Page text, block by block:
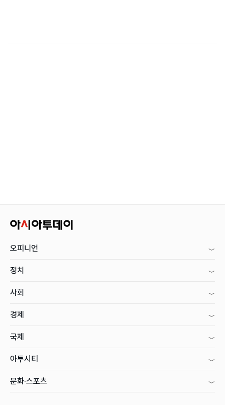
오피니언
정치
사회
경제
국제
아투시티
문화·스포츠